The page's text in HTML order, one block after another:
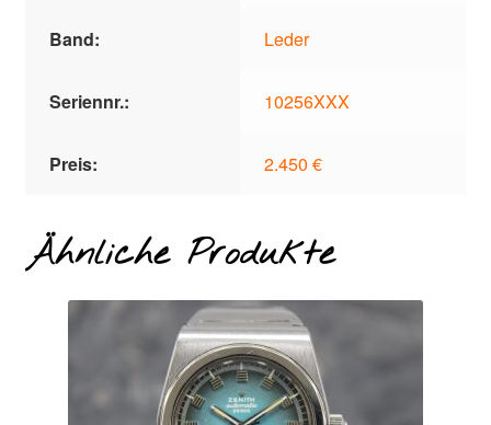
Band: Leder
Seriennr.: 10256XXX
Preis: 2.450 €
Ähnliche Produkte